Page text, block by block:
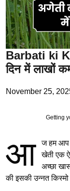
Barbati ki
दिन में लाखों
November 25,
Getting
आ
ज हम आप
खेती एक
अच्छा
की इसकी उन्नत किस्मो